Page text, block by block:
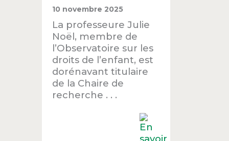
10 novembre 2025
La professeure Julie
Noël, membre de
l’Observatoire sur les
droits de l’enfant, est
dorénavant titulaire
de la Chaire de
recherche . . .